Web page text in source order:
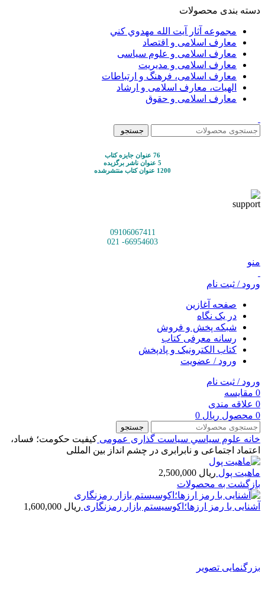
دسته بندی محصولات
مجموعه آثار آيت الله مهدوي كني
معارف اسلامی و اقتصاد
معارف اسلامی و علوم سیاسی
معارف اسلامی و مدیریت
معارف اسلامی، فرهنگ و ارتباطات
الهیات، معارف اسلامی و ارشاد
معارف اسلامی و حقوق
جستجو
76 عنوان جایزه کتاب
5 عنوان ناشر برگزیده
1200 عنوان کتاب منتشرشده
09106067411
66954603- 021
منو
ورود / ثبت نام
صفحه آغازین
در یک نگاه
شبکه پخش و فروش
رسانه معرفی کتاب
کتاب الکترونیک و پادپخش
ورود / عضویت
ورود / ثبت نام
0 مقایسه
0 علاقه مندی
0 محصول ریال
جستجو
خانه علوم سياسي سیاست گذاری عمومی کیفیت حکومت؛ فساد،
اعتماد اجتماعی و نابرابری در چشم انداز بین المللی
ماهیت پول ریال
بازگشت به محصولات
آشنایی با رمز ارزها؛اکوسیستم بازار رمزنگاری ریال
بزرگنمایی تصویر